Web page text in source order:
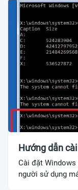
Hướng dẫn
Cài đặt
người sử dụng